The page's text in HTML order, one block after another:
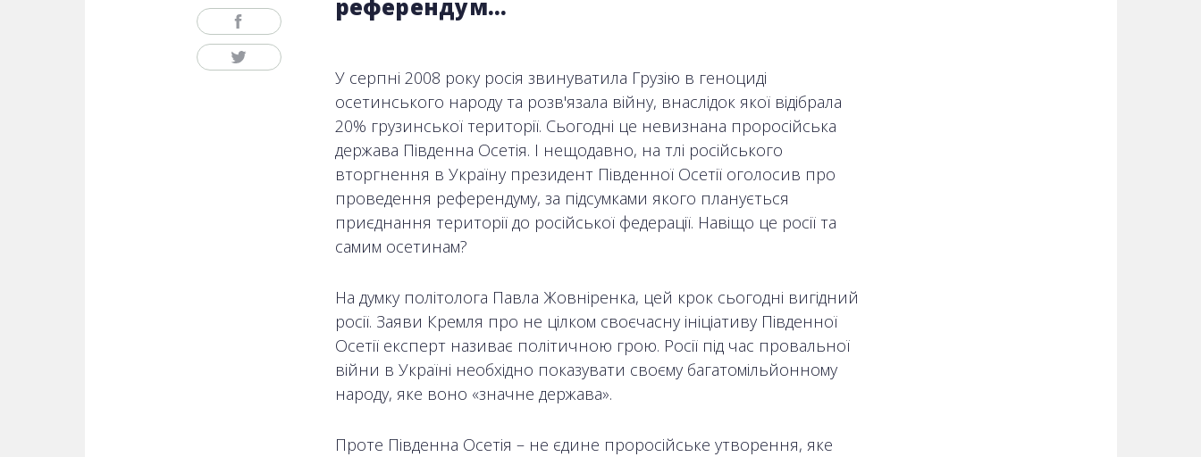
референдум…
У серпні 2008 року росія звинуватила Грузію в геноциді
осетинського народу та розв'язала війну, внаслідок якої відібрала
20% грузинської території. Сьогодні це невизнана проросійська
держава Південна Осетія. І нещодавно, на тлі російського
вторгнення в Україну президент Південної Осетії оголосив про
проведення референдуму, за підсумками якого планується
приєднання території до російської федерації. Навіщо це росії та
самим осетинам?
На думку політолога Павла Жовніренка, цей крок сьогодні вигідний
росії. Заяви Кремля про не цілком своєчасну ініціативу Південної
Осетії експерт називає політичною грою. Росії під час провальної
війни в Україні необхідно показувати своєму багатомільйонному
народу, яке воно «значне держава».
Проте Південна Осетія – не єдине проросійське утворення, яке